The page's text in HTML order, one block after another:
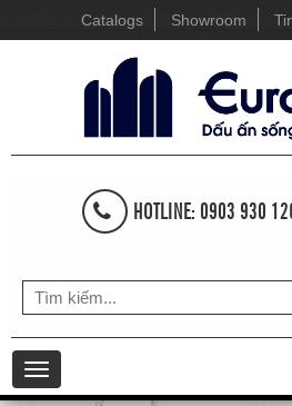
Catalogs Showroom
HOTLINE: 0903 930
Toggle
navigation